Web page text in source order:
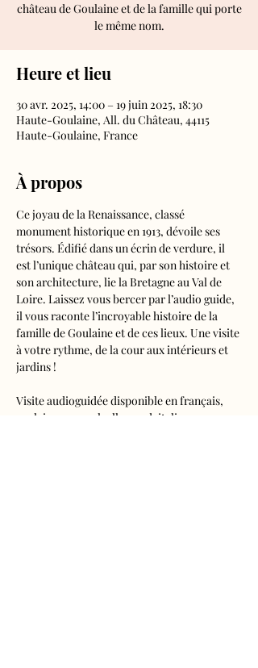
château de Goulaine et de la famille qui porte
le même nom.
Heure et lieu
30 avr. 2025, 14:00 – 19 juin 2025, 18:30
Haute-Goulaine, All. du Château, 44115
Haute-Goulaine, France
À propos
Ce joyau de la Renaissance, classé
monument historique en 1913, dévoile ses
trésors. Édifié dans un écrin de verdure, il
est l’unique château qui, par son histoire et
son architecture, lie la Bretagne au Val de
Loire. Laissez vous bercer par l’audio guide,
il vous raconte l’incroyable histoire de la
famille de Goulaine et de ces lieux. Une visite
à votre rythme, de la cour aux intérieurs et
jardins !
Visite audioguidée disponible en français,
anglais, espagnol, allemand, italien,